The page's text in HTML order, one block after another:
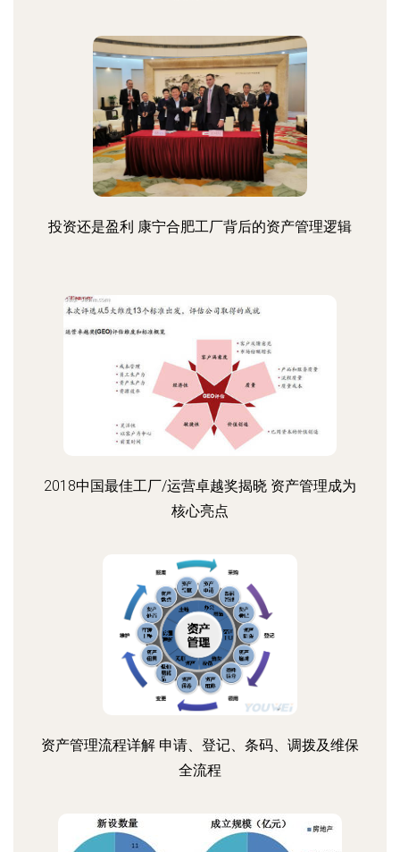
投资还是盈利 康宁合肥工厂背后的资产管理逻辑
2018中国最佳工厂/运营卓越奖揭晓 资产管理成为
核心亮点
资产管理流程详解 申请、登记、条码、调拨及维保
全流程